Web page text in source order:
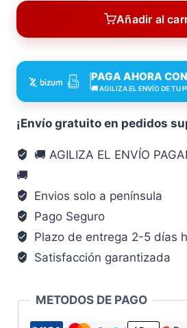
Crimpado
Terminal
Carraca
Dogher
70X18
alicat
cantidad
Añadir al
PAGA AHORA
🚚 AGILIZA EL ENVÍO DE TU
¡Envío gratuito en pedidos
🚚 AGILIZA EL ENVÍO
🚚
Envios solo a península
Pago Seguro
Plazo de entrega 2-5 días
Satisfacción garantizada
METODOS DE PAGO